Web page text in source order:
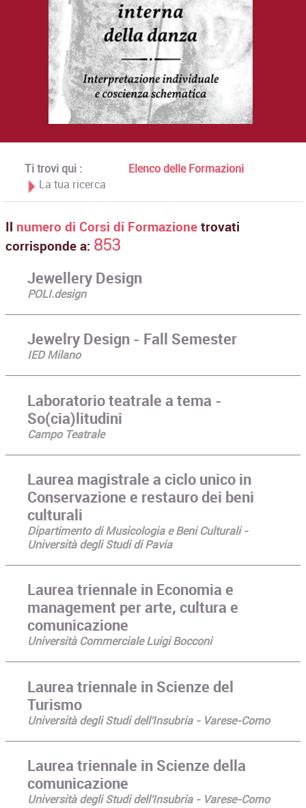
Ti trovi qui :
Elenco delle Formazioni
La tua ricerca
Il numero di Corsi di Formazionetrovati
corrisponde a: 853
Jewellery Design
POLI.design
Jewelry Design - Fall Semester
IED Milano
Laboratorio teatrale a tema -
So(cia)litudini
Campo Teatrale
Laurea magistrale a ciclo unico in
Conservazione e restauro dei beni
culturali
Dipartimento di Musicologia e Beni Culturali -
Università degli Studi di Pavia
Laurea triennale in Economia e
management per arte, cultura e
comunicazione
Università Commerciale Luigi Bocconi
Laurea triennale in Scienze del
Turismo
Università degli Studi dell'Insubria - Varese-Como
Laurea triennale in Scienze della
comunicazione
Università degli Studi dell'Insubria - Varese-Como